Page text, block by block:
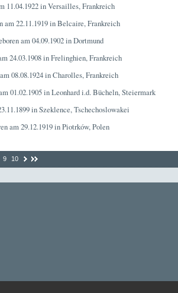
11.04.1922 in Versailles, Frankreich
am 22.11.1919 in Belcaire, Frankreich
am 04.09.1902 in Dortmund
24.03.1908 in Frelinghien, Frankreich
08.08.1924 in Charolles, Frankreich
01.02.1905 in Leonhard i.d. Bücheln, Steiermark
in Szeklence, Tschechoslowakei
am 29.12.1919 in Piotrków, Polen
9 10